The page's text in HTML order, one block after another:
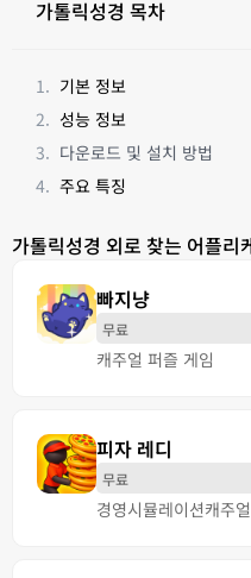
가톨릭성경 목차
기본 정보
성능 정보
다운로드 및 설치 방법
주요 특징
가톨릭성경 외로 찾는 어플리
빠지냥
무료
캐주얼 퍼즐 게임
피자 레디
무료
경영시뮬레이션캐주얼